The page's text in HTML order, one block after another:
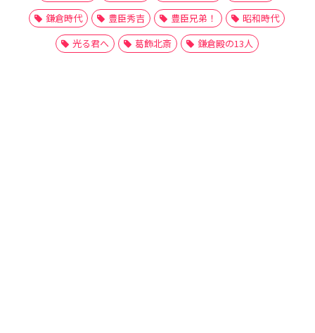
鎌倉時代
豊臣秀吉 豊臣兄弟！
昭和時代
光る君へ
葛飾北斎 鎌倉殿の13人